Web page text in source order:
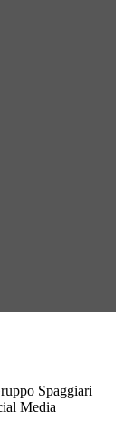
Spaggiari
Media